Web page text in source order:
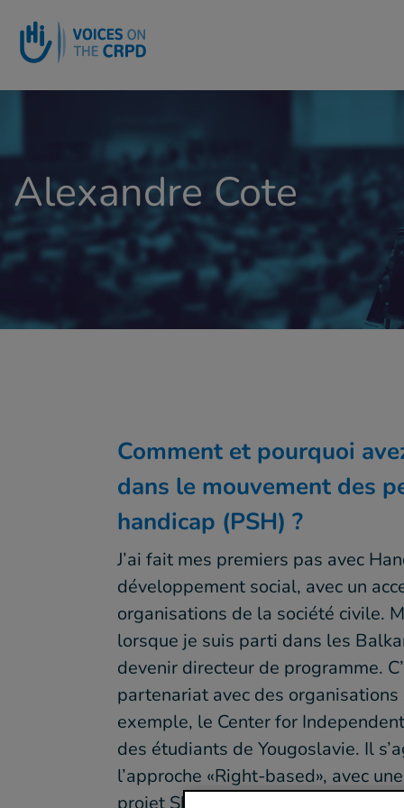
Alexandre Cote
Comment et pourquoi
dans le mouvement des
handicap (PSH) ?
J’ai fait mes premiers pas avec
développement social, avec un
organisations de la société civile.
lorsque je suis parti dans les
devenir directeur de programme.
partenariat avec des
exemple, le Center for
des étudiants de Yougoslavie. Il
l’approche «Right-based», avec
projet Share-See a pu servir